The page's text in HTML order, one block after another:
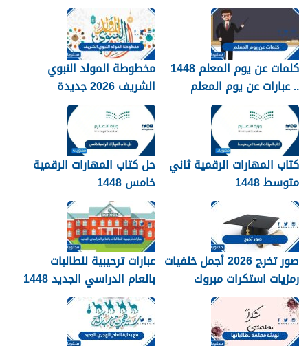
كلمات عن يوم المعلم 1448
.. عبارات عن يوم المعلم
مكتوبة 1448
مخطوطة المولد النبوي
الشريف 2026 جديدة
كتاب المهارات الرقمية ثاني
متوسط 1448
حل كتاب المهارات الرقمية
خامس 1448
صور تخرج 2026 أجمل خلفيات
رمزيات استكرات مبروك
التخرج 1448
عبارات ترحيبية للطالبات
بالعام الدراسي الجديد 1448
بالصور